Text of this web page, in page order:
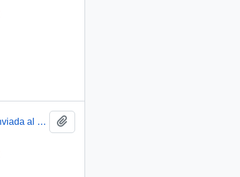
[Carta de respuesta por remisión de correspondencia enviada al Presidente, redirigiéndola a la Intendencia VIII Región del Bio-Bio ]